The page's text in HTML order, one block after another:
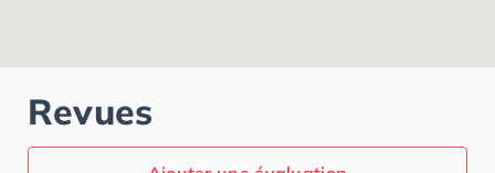
Revues